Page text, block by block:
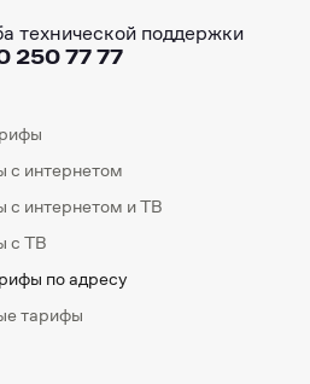
технической поддержки
250 77 77
с интернетом
с интернетом и ТВ
с ТВ
по адресу
тарифы